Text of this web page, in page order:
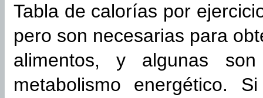
Tabla de calorías por
pero son necesarias para
alimentos, y algunas
metabolismo energético.